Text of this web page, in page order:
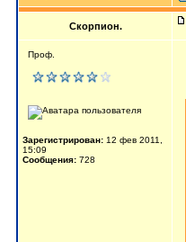
Скорпион.
Проф.
Зарегистрирован: 12 фев 2011,
15:09
Сообщения: 728